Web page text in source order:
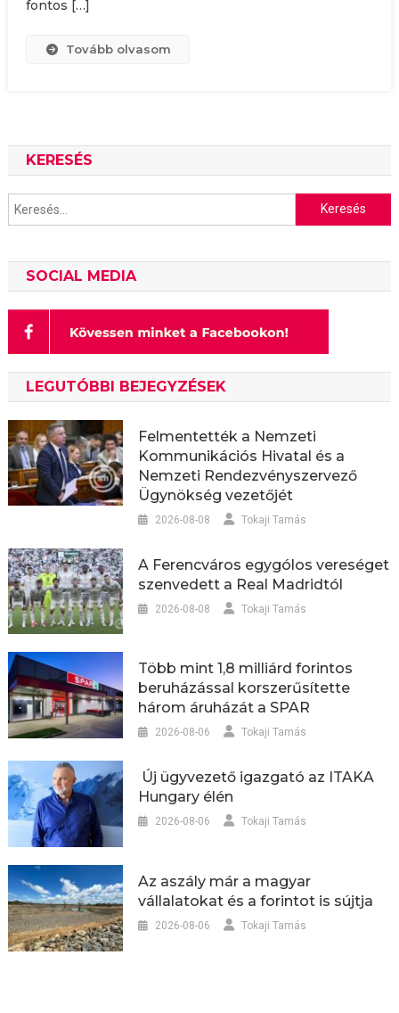
fontos […]
Tovább olvasom
KERESÉS
Keresés:
SOCIAL MEDIA
LEGUTÓBBI BEJEGYZÉSEK
Felmentették a Nemzeti
Kommunikációs Hivatal és a
Nemzeti Rendezvényszervező
Ügynökség vezetőjét
2026-08-08 Tokaji Tamás
A Ferencváros egygólos vereséget
szenvedett a Real Madridtól
2026-08-08 Tokaji Tamás
Több mint 1,8 milliárd forintos
beruházással korszerűsítette
három áruházát a SPAR
2026-08-06 Tokaji Tamás
Új ügyvezető igazgató az ITAKA
Hungary élén
2026-08-06 Tokaji Tamás
Az aszály már a magyar
vállalatokat és a forintot is sújtja
2026-08-06 Tokaji Tamás